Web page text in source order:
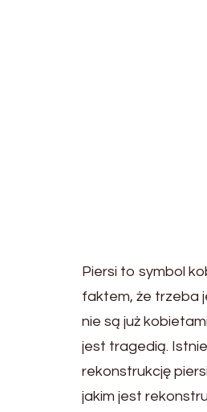
Piersi to symbol
faktem, że trzeba
nie są już
jest tragedią.
rekonstrukcję
jakim jest